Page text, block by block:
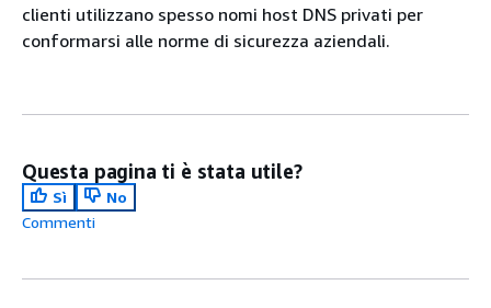
clienti utilizzano spesso nomi host DNS privati per
conformarsi alle norme di sicurezza aziendali.
Questa pagina ti è stata utile?
Sì
No
Commenti